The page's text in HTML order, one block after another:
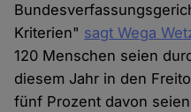
Kriterien" sagt Wega
120 Menschen seien
diesem Jahr in den
fünf Prozent davon